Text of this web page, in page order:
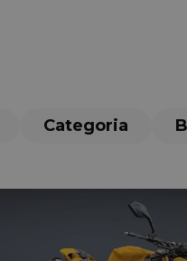
Categoria